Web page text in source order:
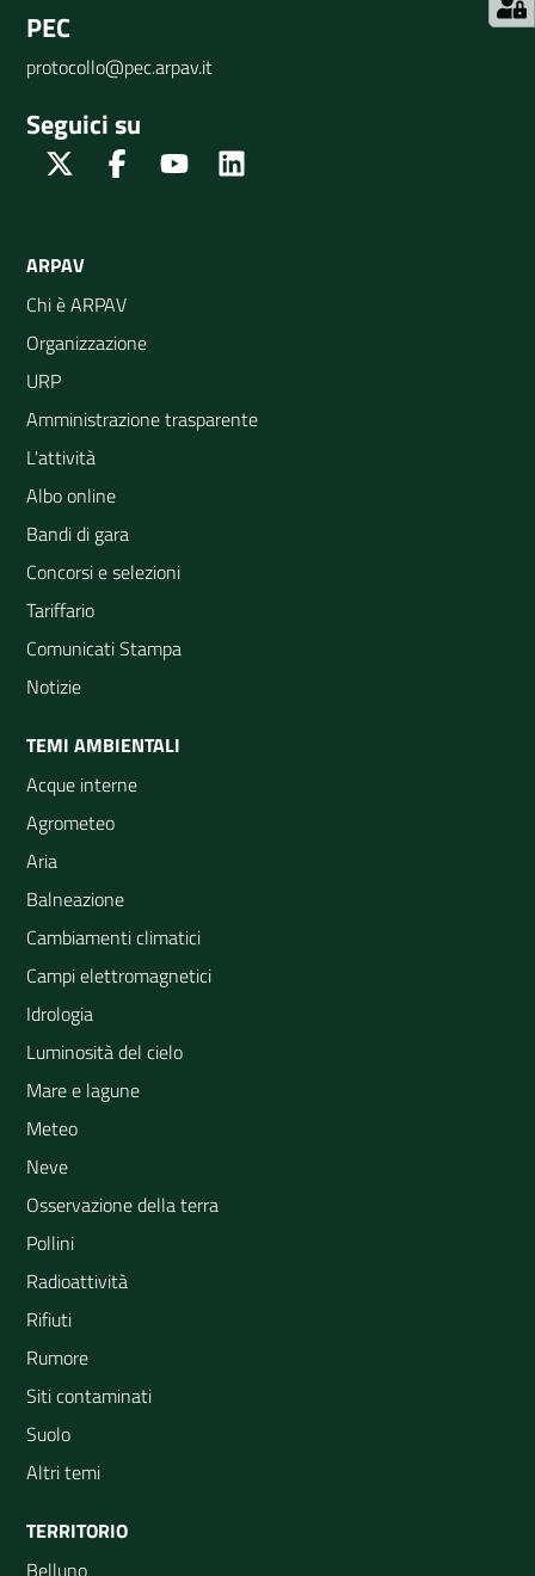
PEC
protocollo@pec.arpav.it
Seguici su
Twitter FacebookYoutube
ARPAV
Chi è ARPAV
Organizzazione
URP
Amministrazione trasparente
L'attività
Albo online
Bandi di gara
Concorsi e selezioni
Tariffario
Comunicati Stampa
Notizie
TEMI AMBIENTALI
Acque interne
Agrometeo
Aria
Balneazione
Cambiamenti climatici
Campi elettromagnetici
Idrologia
Luminosità del cielo
Mare e lagune
Meteo
Neve
Osservazione della terra
Pollini
Radioattività
Rifiuti
Rumore
Siti contaminati
Suolo
Altri temi
TERRITORIO